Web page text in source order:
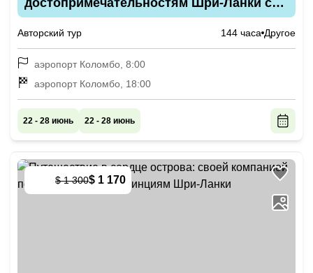
достопримечательностям Шри-Ланки с
Авторский тур 144 часа Другое
аэропорт Коломбо, 8:00
аэропорт Коломбо, 18:00
22 - 28 июнь 22 - 28 июнь
$ 1 300$ 1 170